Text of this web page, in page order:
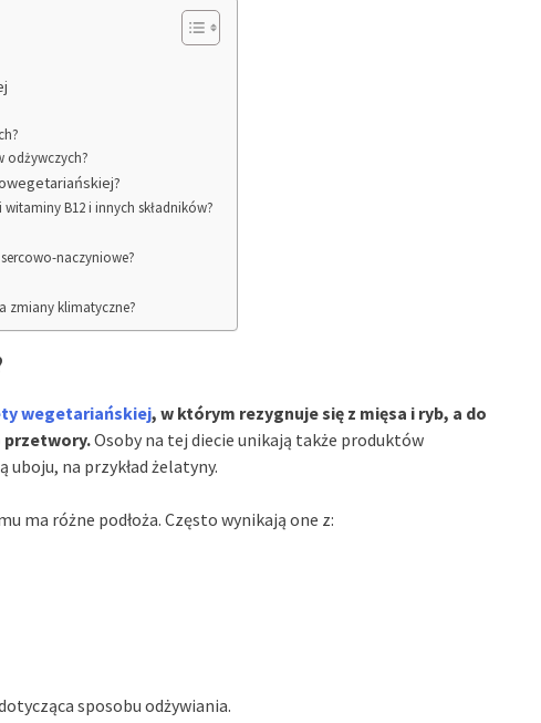
odżywczych?
B12 i innych składników?
naczyniowe?
zmiany klimatyczne?
wegetariańskiej, w którym rezygnuje się z mięsa i ryb, a do
przetwory.Osoby na tej diecie unikają także produktów
na przykład żelatyny.
ma różne podłoża. Często wynikają one z:
sposobu odżywiania.